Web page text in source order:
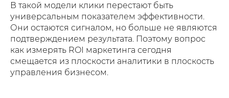
В такой модели клики перестают быть
универсальным показателем эффективности.
Они остаются сигналом, но больше не являются
подтверждением результата. Поэтому вопрос
как измерять ROI маркетинга сегодня
смещается из плоскости аналитики в плоскость
управления бизнесом.